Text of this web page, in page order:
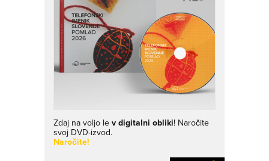
Zdaj na voljo lev digitalni obliki! Naročite
svoj DVD-izvod.
Naročite!